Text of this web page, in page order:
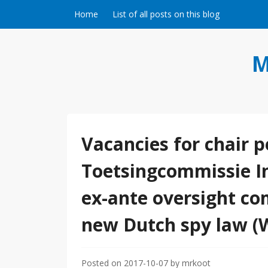
Home List of all posts on this blog
Vacancies for chair
Toetsingcommissie
ex-ante oversight
new Dutch spy law
Posted on 2017-10-07 by mrkoot